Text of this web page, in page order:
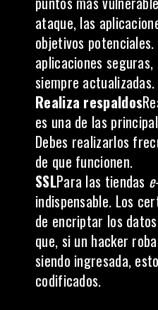
ataque, las
objetivos
aplicaciones
siempre actualizadas.
Realiza respaldos
es una de las
Debes realizarlos
de que funcionen.
SSLPara las tiendas
indispensable. Los
de encriptar los
que, si un hacker
siendo ingresada,
codificados.